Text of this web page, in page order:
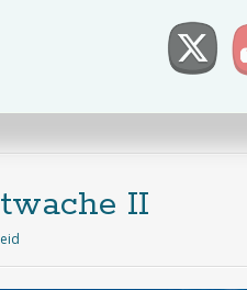
,dronestagram,Europe,Frankfurt
II